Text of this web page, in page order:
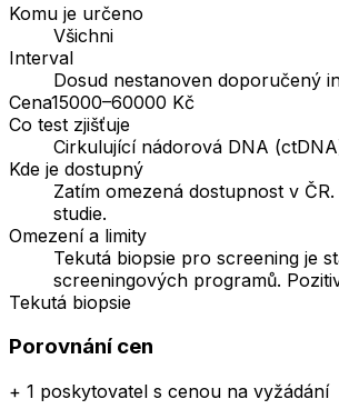
Komu je určeno
Všichni
Interval
Dosud nestanoven doporučený
Cena15000–60000 Kč
Co test zjišťuje
Cirkulující nádorová DNA
Kde je dostupný
Zatím omezená dostupnost v
studie.
Omezení a limity
Tekutá biopsie pro screening je
screeningových programů.
Tekutá biopsie
Porovnání cen
+ 1 poskytovatel s cenou na vyžádání